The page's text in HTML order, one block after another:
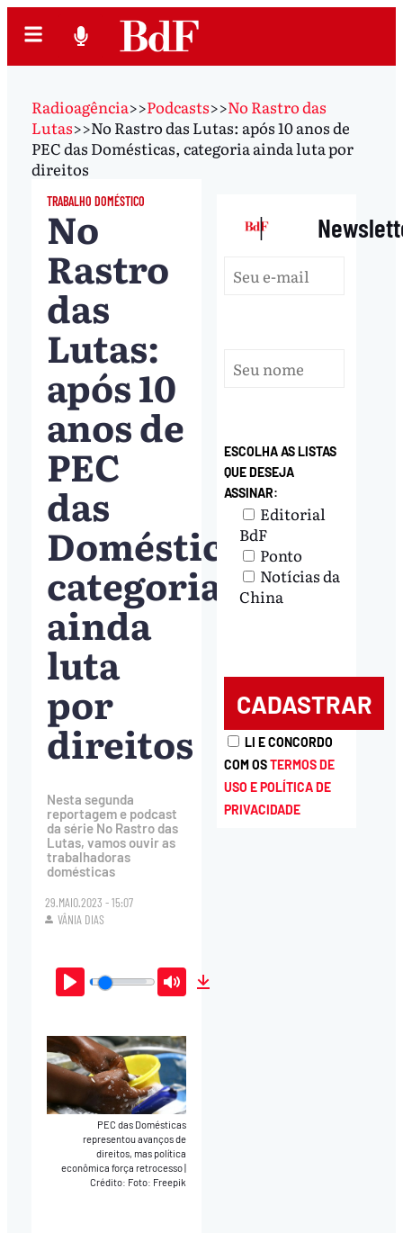
Radioagência>>Podcasts>>No Rastro das
Lutas>>No Rastro das Lutas: após 10 anos de
PEC das Domésticas, categoria ainda luta por
direitos
TRABALHO DOMÉSTICO
No
Rastro
das
Lutas:
após 10
anos de
PEC
das
Domésticas,
categoria
ainda
luta
por
direitos
Nesta segunda
reportagem e podcast
da série No Rastro das
Lutas, vamos ouvir as
trabalhadoras
domésticas
29.MAIO.2023 - 15:07
VÂNIA DIAS
Play Mute
PEC das Domésticas
representou avanços de
direitos, mas política
econômica força retrocesso
Crédito: Foto: Freepik
|
ESCOLHA AS LISTAS
QUE DESEJA
ASSINAR:
Editorial
BdF
Ponto
Notícias da
China
LI E CONCORDO
COM OSTERMOS DE
USO E POLÍTICA DE
PRIVACIDADE